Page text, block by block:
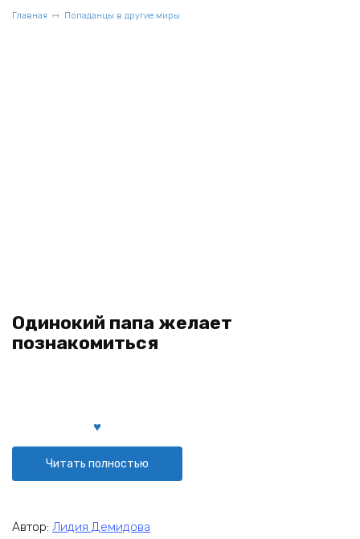
Главная Попаданцы в другие миры
Одинокий папа желает
познакомиться
Читать полностью
Автор: Лидия Демидова